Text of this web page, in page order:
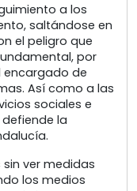
a los
saltándose en
el peligro que
por
de
Así como a las
sociales e
la
sin ver medidas
los medios